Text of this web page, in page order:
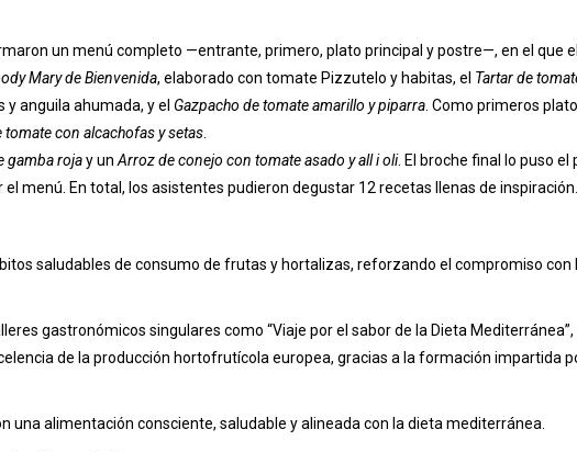
un menú completo —entrante, primero, plato principal y postre—, en el que
Mary de Bienvenida, elaborado con tomate Pizzutelo y habitas, el Tartar de
anguila ahumada, y el Gazpacho de tomate amarillo y piparra . Como primeros
tomate con alcachofas y setas
gamba rojay un Arroz de conejo con tomate asado y all i oli. El broche final lo puso el
menú. En total, los asistentes pudieron degustar 12 recetas llenas de inspiración.
saludables de consumo de frutas y hortalizas, reforzando el compromiso con
gastronómicos singulares como “Viaje por el sabor de la Dieta
de la producción hortofrutícola europea, gracias a la formación impartida
alimentación consciente, saludable y alineada con la dieta mediterránea.